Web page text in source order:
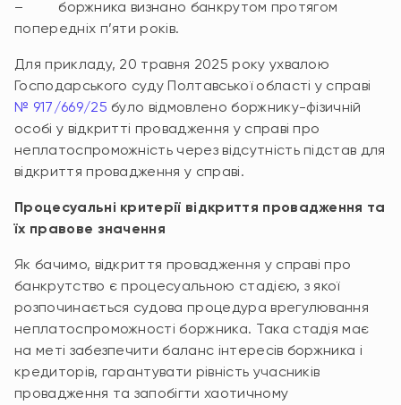
– боржника визнано банкрутом протягом
попередніх п’яти років.
Для прикладу, 20 травня 2025 року ухвалою
Господарського суду Полтавської області у справі
№ 917/669/25 було відмовлено боржнику-фізичній
особі у відкритті провадження у справі про
неплатоспроможність через відсутність підстав для
відкриття провадження у справі.
Процесуальні критерії відкриття провадження та
їх правове значення
Як бачимо, відкриття провадження у справі про
банкрутство є процесуальною стадією, з якої
розпочинається судова процедура врегулювання
неплатоспроможності боржника. Така стадія має
на меті забезпечити баланс інтересів боржника і
кредиторів, гарантувати рівність учасників
провадження та запобігти хаотичному